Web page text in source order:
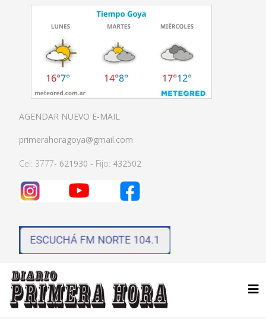
AGENDAR NUEVO E-MAIL
primerahoragoya@gmail.com
Cel: 3777- 621930 - Fijo: 432502